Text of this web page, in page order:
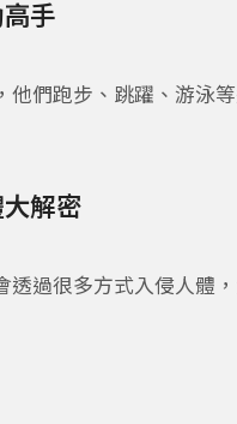
手
他們跑步、跳躍、游泳
解密
透過很多方式入侵人體
入侵、增強免疫力呢？